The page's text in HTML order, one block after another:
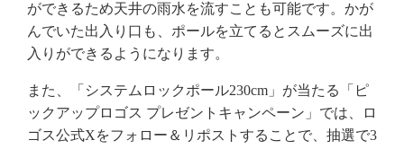
ができるため天井の雨水を流すことも可能です。かが
んでいた出入り口も、ポールを立てるとスムーズに出
入りができるようになります。
また、「システムロックポール230cm」が当たる「ピ
ックアップロゴス プレゼントキャンペーン」では、ロ
ゴス公式Xをフォロー＆リポストすることで、抽選で3